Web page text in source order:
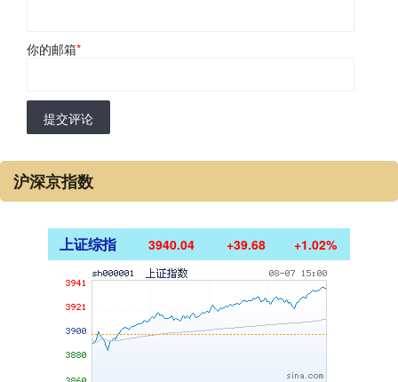
你的邮箱*
提交评论
沪深京指数
上证综指 3940.04 +39.68 +1.02%